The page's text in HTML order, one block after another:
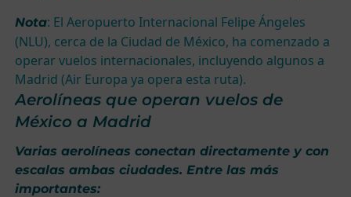
Nota: El Aeropuerto Internacional Felipe Ángeles
(NLU), cerca de la Ciudad de México, ha comenzado a
operar vuelos internacionales, incluyendo algunos a
Madrid (Air Europa ya opera esta ruta).
Aerolíneas que operan vuelos de
México a Madrid
Varias aerolíneas conectan directamente y con
escalas ambas ciudades. Entre las más
importantes: